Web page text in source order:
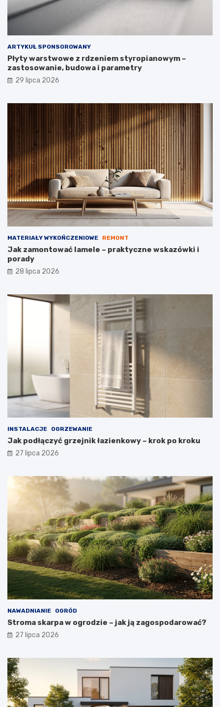
ARTYKUŁ SPONSOROWANY
Płyty warstwowe z rdzeniem styropianowym –
zastosowanie, budowa i parametry
29 lipca 2026
MATERIAŁY WYKOŃCZENIOWE REMONT
Jak zamontować lamele – praktyczne wskazówki i
porady
28 lipca 2026
INSTALACJE OGRZEWANIE
Jak podłączyć grzejnik łazienkowy – krok po kroku
27 lipca 2026
NAWADNIANIE OGRÓD
Stroma skarpa w ogrodzie – jak ją zagospodarować?
27 lipca 2026